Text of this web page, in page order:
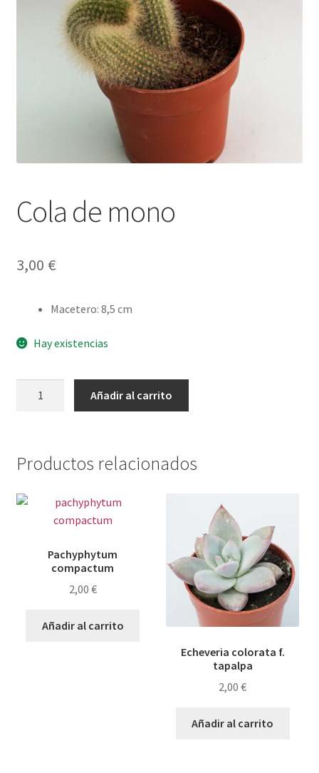
Envío y Devoluciones
Cola de mono
3,00 €
Macetero: 8,5 cm
Hay existencias
Añadir al carrito
Productos relacionados
Pachyphytum
compactum
2,00 €
Añadir al carrito
Echeveria colorata f.
tapalpa
2,00€
Añadir al carrito